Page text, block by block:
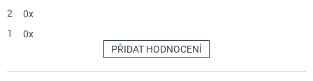
2
0x
1
0x
PŘIDAT HODNOCENÍ